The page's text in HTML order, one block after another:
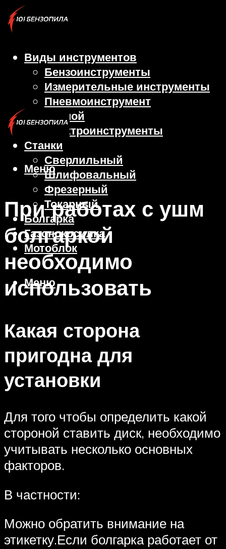
Виды инструментов
Бензоинструменты
Измерительные инструменты
Пневмоинструмент
Ручной
Электроинструменты
Станки
Сверлильный
Шлифовальный
Фрезерный
Токарный
Болгарка
Газонокосилка
Мотоблок
Меню
Меню
При работах с ушм
болгаркой
необходимо
использовать
Какая сторона
пригодна для
установки
Для того чтобы определить какой
стороной ставить диск, необходимо
учитывать несколько основных
факторов.
В частности:
Можно обратить внимание на
этикетку.Если болгарка работает от